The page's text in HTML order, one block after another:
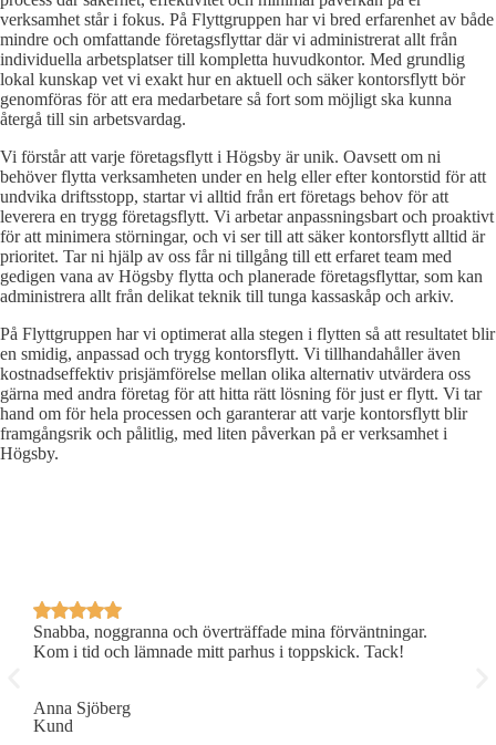
verksamhet står i fokus. På Flyttgruppen har vi bred erfarenhet av både
mindre och omfattande företagsflyttar där vi administrerat allt från
individuella arbetsplatser till kompletta huvudkontor. Med grundlig
lokal kunskap vet vi exakt hur en aktuell och säker kontorsflytt bör
genomföras för att era medarbetare så fort som möjligt ska kunna
återgå till sin arbetsvardag.
Vi förstår att varje företagsflytt i Högsby är unik. Oavsett om ni
behöver flytta verksamheten under en helg eller efter kontorstid för att
undvika driftsstopp, startar vi alltid från ert företags behov för att
leverera en trygg företagsflytt. Vi arbetar anpassningsbart och proaktivt
för att minimera störningar, och vi ser till att säker kontorsflytt alltid är
prioritet. Tar ni hjälp av oss får ni tillgång till ett erfaret team med
gedigen vana av Högsby flytta och planerade företagsflyttar, som kan
administrera allt från delikat teknik till tunga kassaskåp och arkiv.
På Flyttgruppen har vi optimerat alla stegen i flytten så att resultatet blir
en smidig, anpassad och trygg kontorsflytt. Vi tillhandahåller även
kostnadseffektiv prisjämförelse mellan olika alternativ utvärdera oss
gärna med andra företag för att hitta rätt lösning för just er flytt. Vi tar
hand om för hela processen och garanterar att varje kontorsflytt blir
framgångsrik och pålitlig, med liten påverkan på er verksamhet i
Högsby.
Snabba, noggranna och överträffade mina förväntningar.
Kom i tid och lämnade mitt parhus i toppskick. Tack!
Anna Sjöberg
Kund